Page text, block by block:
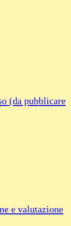
(da pubblicare
e valutazione